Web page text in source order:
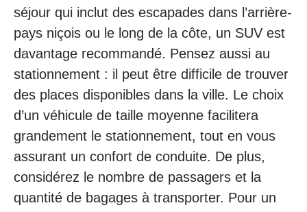
séjour qui inclut des escapades dans l’arrière-
pays niçois ou le long de la côte, un SUV est
davantage recommandé. Pensez aussi au
stationnement : il peut être difficile de trouver
des places disponibles dans la ville. Le choix
d’un véhicule de taille moyenne facilitera
grandement le stationnement, tout en vous
assurant un confort de conduite. De plus,
considérez le nombre de passagers et la
quantité de bagages à transporter. Pour un